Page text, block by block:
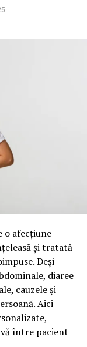
o afecțiune
și tratată
Deși
diaree
cauzele și
Aici
între pacient